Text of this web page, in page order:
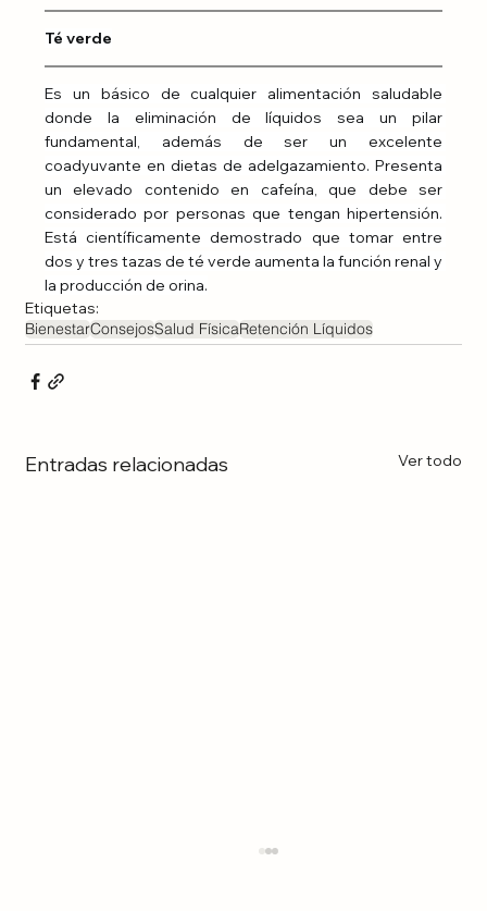
Té verde
Es un básico de cualquier alimentación saludable
donde la eliminación de líquidos sea un pilar
fundamental, además de ser un excelente
coadyuvante en dietas de adelgazamiento. Presenta
un elevado contenido en cafeína, que debe ser
considerado por personas que tengan hipertensión.
Está científicamente demostrado que tomar entre
dos y tres tazas de té verde aumenta la función renal y
la producción de orina.
Etiquetas:
BienestarConsejosSalud FísicaRetención Líquidos
Entradas relacionadas Ver todo